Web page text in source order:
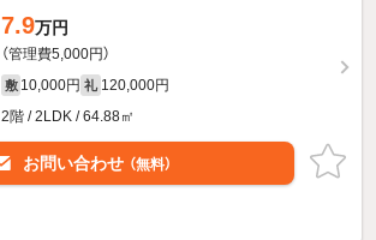
7.9万円
（管理費5,000円）
敷 10,000円 礼 120,000円
2階 / 2LDK / 64.88㎡
お問い合わせ （無料）